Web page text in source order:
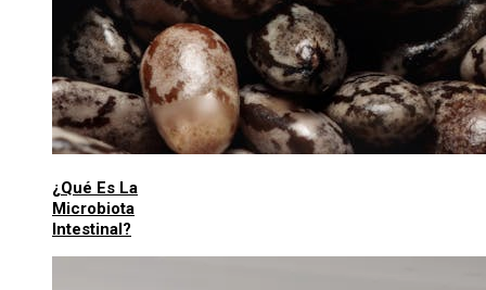
¿Qué Es La
Microbiota
Intestinal?